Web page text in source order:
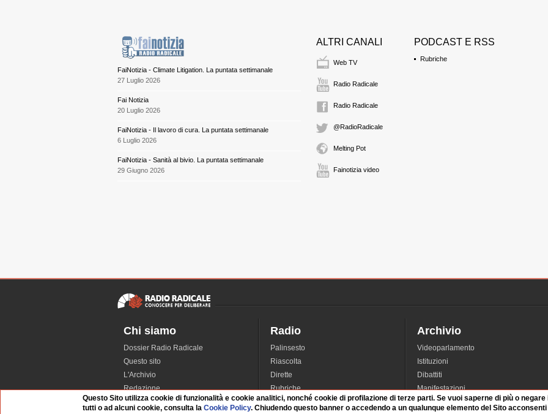
ALESSANDRO
LUIGI MANINETTI
MARCELLO DI
CCD
FaiNotizia - Climate Litigation. La puntata settimanale
27 Luglio 2026
Fai Notizia
20 Luglio 2026
FaiNotizia - Il lavoro di cura. La puntata settimanale
6 Luglio 2026
FaiNotizia - Sanità al bivio. La puntata settimanale
29 Giugno 2026
ALTRI CANALI
Web TV
Radio Radicale
Radio Radicale
@RadioRadicale
Melting Pot
Fainotizia video
PODCAST E RSS
Rubriche
Chi siamo
Dossier Radio Radicale
Questo sito
L'Archivio
Redazione
La musica da Requiem
Radio
Palinsesto
Riascolta
Dirette
Rubriche
Interviste
Archivio
Videoparlamento
Istituzioni
Dibattiti
Manifestazioni
Radicali
Questo Sito utilizza cookie di funzionalità e cookie analitici, nonché cookie di profilazione di terze parti. Se vuoi saperne di più o
tutti o ad alcuni cookie, consulta laCookie Policy. Chiudendo questo banner o accedendo a un qualunque elemento del Sito